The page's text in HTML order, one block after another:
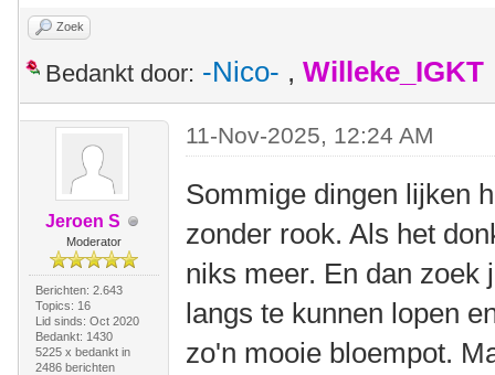
Zoek
Bedankt door: -Nico- , Willeke_IGKT
Jeroen S
Moderator
Berichten: 2.643
Topics: 16
Lid sinds: Oct 2020
Bedankt: 1430
5225 x bedankt in
2486 berichten
11-Nov-2025, 12:24 AM
Sommige dingen lijken
zonder rook. Als het
niks meer. En dan zoek
langs te kunnen lopen
zo'n mooie bloempot.